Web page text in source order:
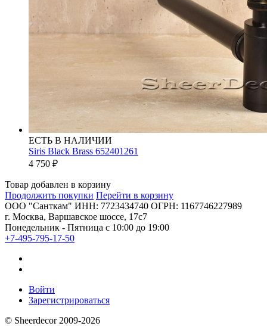
ЕСТЬ В НАЛИЧИИ
Siris Black Brass 652401261
4 750 ₽
Товар добавлен в корзину
Продолжить покупки Перейти в корзину
ООО "Санткам" ИНН: 7723434740 ОГРН: 1167746227989
г. Москва, Варшавское шоссе, 17с7
Понедельник - Пятница с 10:00 до 19:00
+7-495-795-17-50
Войти
Зарегистрироваться
© Sheerdecor 2009-2026